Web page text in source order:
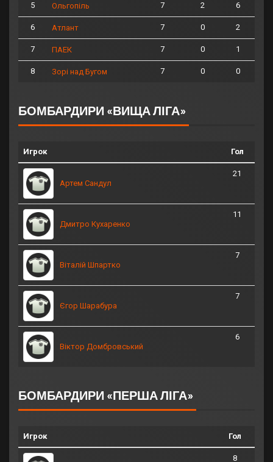
5 Ольгопіль 7 2 6
6 Атлант 7 0 2
7 ПАЕК 7 0 1
8 Зорі над Бугом 7 0 0
БОМБАРДИРИ «ВИЩА ЛІГА»
Игрок Гол
Артем Сандул
21
Дмитро Кухаренко
11
Віталій Шпартко
7
Єгор Шарабура
7
Віктор Домбровський
6
БОМБАРДИРИ «ПЕРША ЛІГА»
Игрок Гол
8